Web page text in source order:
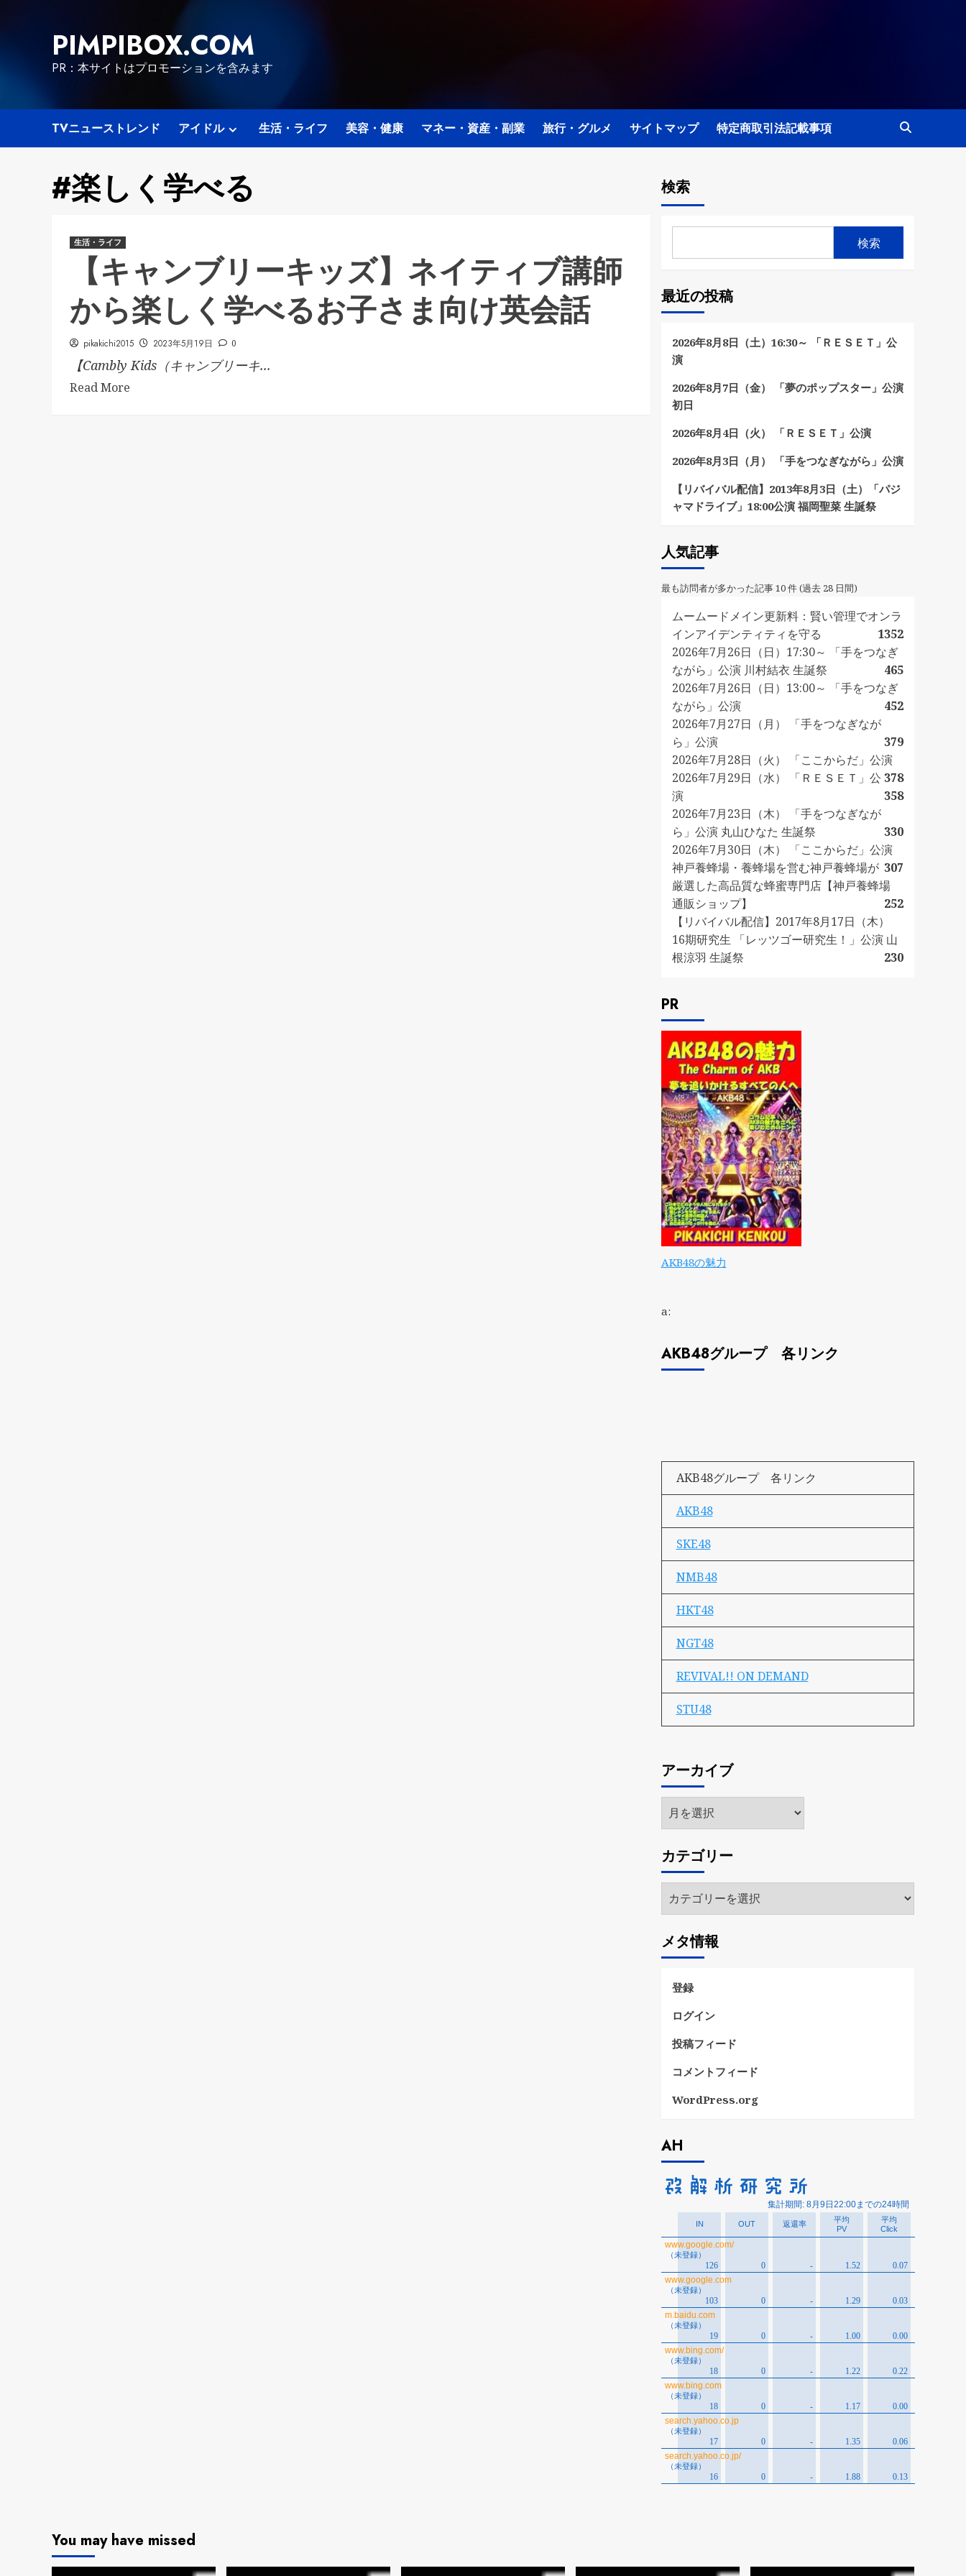
PIMPIBOX.COM
PR：本サイトはプロモーションを含みます
TVニューストレンド アイドル 生活・ライフ 美容・健康 マネー・資産・副業 旅行・グルメ サイトマップ 特定商取引法記載事項
#楽しく学べる
生活・ライフ
【キャンブリーキッズ】ネイティブ講師
から楽しく学べるお子さま向け英会話
pikakichi2015 2023年5月19日 0
【Cambly Kids（キャンブリーキ...
Read More
検索
検索
最近の投稿
2026年8月8日（土）16:30～ 「ＲＥＳＥＴ」公
演
2026年8月7日（金） 「夢のポップスター」公演
初日
2026年8月4日（火） 「ＲＥＳＥＴ」公演
2026年8月3日（月） 「手をつなぎながら」公演
【リバイバル配信】2013年8月3日（土）「パジ
ャマドライブ」18:00公演 福岡聖菜 生誕祭
人気記事
最も訪問者が多かった記事 10 件 (過去 28 日間)
ムームードメイン更新料：賢い管理でオンラ
インアイデンティティを守る
1352
2026年7月26日（日）17:30～ 「手をつなぎ
ながら」公演 川村結衣 生誕祭
465
2026年7月26日（日）13:00～ 「手をつなぎ
ながら」公演
452
2026年7月27日（月） 「手をつなぎなが
ら」公演
379
2026年7月28日（火） 「ここからだ」公演
378
2026年7月29日（水） 「ＲＥＳＥＴ」公
演
358
2026年7月23日（木） 「手をつなぎなが
ら」公演 丸山ひなた 生誕祭
330
2026年7月30日（木） 「ここからだ」公演
307
神戸養蜂場・養蜂場を営む神戸養蜂場が
厳選した高品質な蜂蜜専門店【神戸養蜂場
通販ショップ】
252
【リバイバル配信】2017年8月17日（木）
16期研究生 「レッツゴー研究生！」公演 山
根涼羽 生誕祭
230
PR
AKB48の魅力
a:
AKB48グループ 各リンク
AKB48グループ 各リンク
AKB48
SKE48
NMB48
HKT48
NGT48
REVIVAL!! ON DEMAND
STU48
アーカイブ
ア
ー
イ
ブ
カテゴリー
テ
リ
ー
メタ情報
登録
ログイン
投稿フィード
コメントフィード
WordPress.org
AH
You may have missed